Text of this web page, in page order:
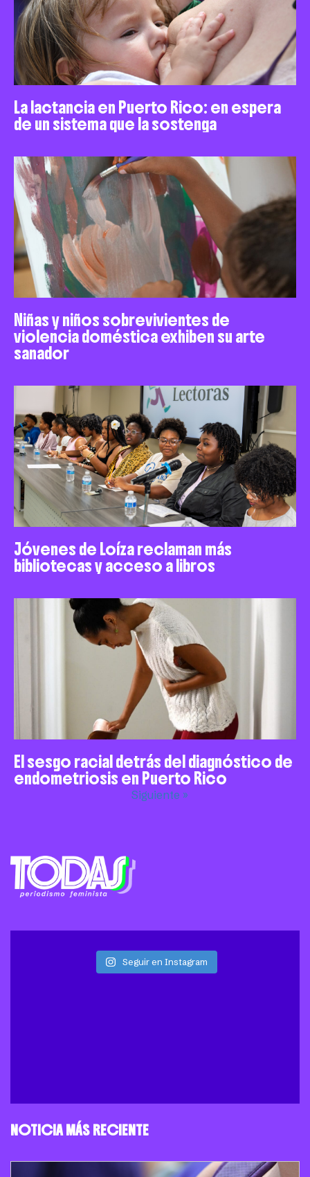
La lactancia en Puerto Rico: en espera
de un sistema que la sostenga
Niñas y niños sobrevivientes de
violencia doméstica exhiben su arte
sanador
Jóvenes de Loíza reclaman más
bibliotecas y acceso a libros
El sesgo racial detrás del diagnóstico de
endometriosis en Puerto Rico
Siguiente »
Seguir en Instagram
NOTICIA MÁS RECIENTE